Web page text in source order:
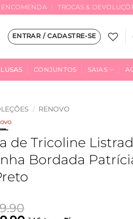
ENCOMENDA TROCAS &
ENTRAR / CADASTRE-SE
CONJUNTOS SAIAS
/ RENOVO
de Tricoline
Bordada